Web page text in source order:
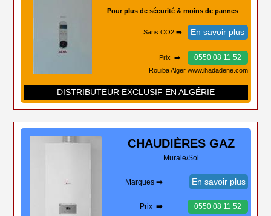
Pour plus de sécurité & moins de pannes
Sans CO2 ➡️ En savoir plus
Prix ➡️ 0550 08 11 52
Rouiba Alger www.ihadadene.com
DISTRIBUTEUR EXCLUSIF EN ALGÉRIE
CHAUDIÈRES GAZ
Murale/Sol
Marques ➡️ En savoir plus
Prix ➡️ 0550 08 11 52